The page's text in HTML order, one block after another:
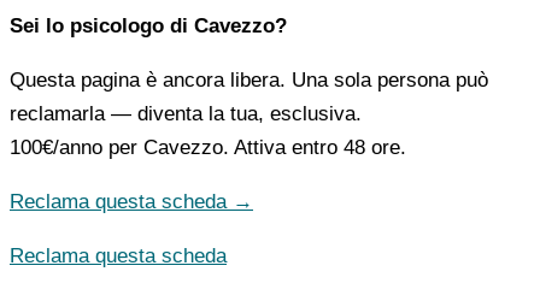
Sei lo psicologo di Cavezzo?
Questa pagina è ancora libera. Una sola persona può
reclamarla — diventa la tua, esclusiva.
100€/anno per Cavezzo. Attiva entro 48 ore.
Reclama questa scheda →
Reclama questa scheda